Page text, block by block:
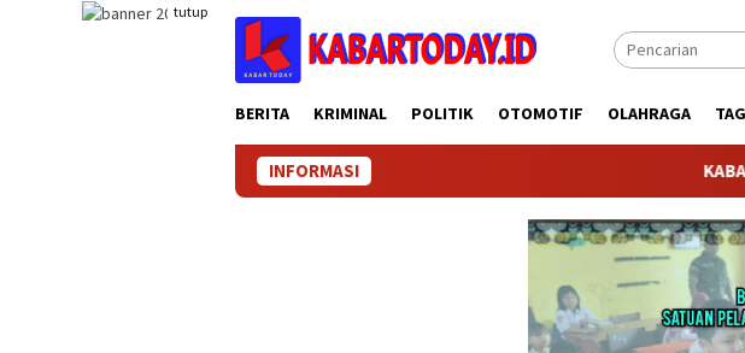
tutup
BERITA KRIMINAL POLITIK OTOMOTIF OLAHRAGA
INFORMASI